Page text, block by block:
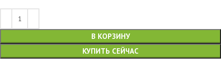
В КОРЗИНУ
КУПИТЬ СЕЙЧАС